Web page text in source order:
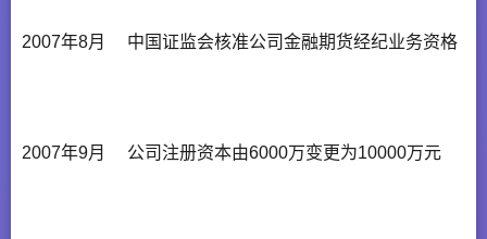
2007年8月 中国证监会核准公司金融期货经纪业务资格
2007年9月 公司注册资本由6000万变更为10000万元